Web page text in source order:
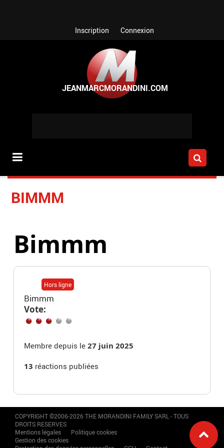
Inscription Connexion
BIMMM
Bimmm
Hors ligne
Bimmm
Vote:
Membre depuis le27 juin 2025
13 réactions publiées
COPYRIGHT ©2006-2026 THE MORANDINI FAMILY SARL - TOUS
DROITS RESERVES
Mentions légales
Politique cookies
Gestion des cookies